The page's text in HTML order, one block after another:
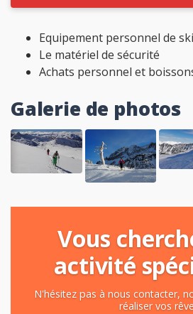
Equipement personnel de ski
Le matériel de sécurité
Achats personnel et
Galerie de photos
Vous
activité
N'hésitez pas à nous contacter,
réaliser vos